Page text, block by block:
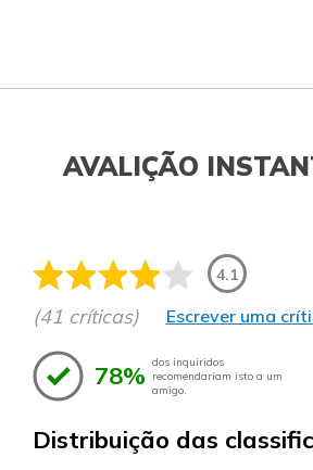
AVALIÇÃO
4.1
(41 críticas) Escrever uma
78% dos inquiridos
recomendariam isto a um
amigo.
Distribuição das